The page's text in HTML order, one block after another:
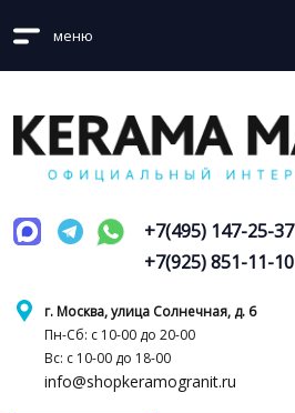
меню
г. Москва, улица Солнечная, д. 6
Пн-Сб: с 10-00 до 20-00
Вс: с 10-00 до 18-00
info@shopkeramogranit.ru
+7(495) 147-25-37
+7(925) 851-11-10